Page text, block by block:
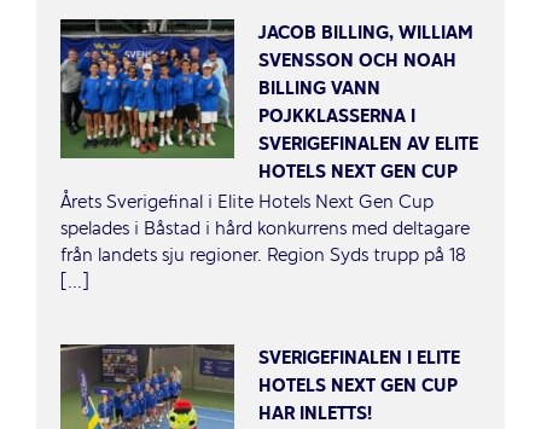
JACOB BILLING, WILLIAM
SVENSSON OCH NOAH
BILLING VANN
POJKKLASSERNA I
SVERIGEFINALEN AV ELITE
HOTELS NEXT GEN CUP
Årets Sverigefinal i Elite Hotels Next Gen Cup
spelades i Båstad i hård konkurrens med deltagare
från landets sju regioner. Region Syds trupp på 18
[...]
SVERIGEFINALEN I ELITE
HOTELS NEXT GEN CUP
HAR INLETTS!